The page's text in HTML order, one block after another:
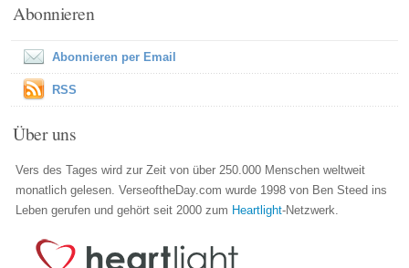
Abonnieren
Abonnieren per Email
RSS
Über uns
Vers des Tages wird zur Zeit von über 250.000 Menschen weltweit
monatlich gelesen. VerseoftheDay.com wurde 1998 von Ben Steed ins
Leben gerufen und gehört seit 2000 zum Heartlight-Netzwerk.